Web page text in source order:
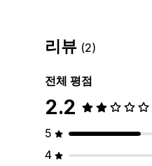
리뷰 (2)
전체 평점
2.2
5
4